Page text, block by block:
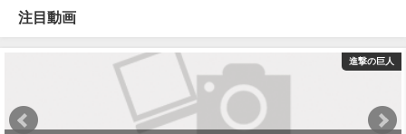
注目動画
進撃の巨人